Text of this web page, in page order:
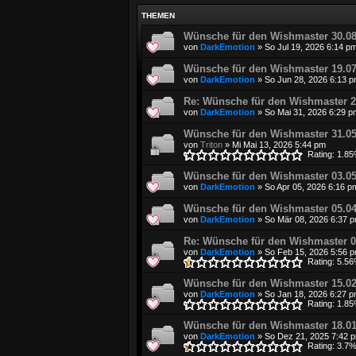
THEMEN
Wünsche für den Wishmaster
von DarkEmotion » So Jul 19, 2026 6:14
Wünsche für den Wishmaster
von DarkEmotion » So Jun 28, 2026 6:13
Re: Wünsche für den Wishmaster
von DarkEmotion » So Mai 31, 2026 6:29
Wünsche für den Wishmaster
von Triton » Mi Mai 13, 2026 5:44 pm
Rating:
Wünsche für den Wishmaster
von DarkEmotion » So Apr 05, 2026 6:16
Wünsche für den Wishmaster
von DarkEmotion » So Mär 08, 2026 6:37
Re: Wünsche für den Wishmaster
von DarkEmotion » So Feb 15, 2026 5:56
Rating:
Wünsche für den Wishmaster
von DarkEmotion » So Jan 18, 2026 6:27
Rating:
Wünsche für den Wishmaster
von DarkEmotion » So Dez 21, 2025 7:42
Rating: 3.7%